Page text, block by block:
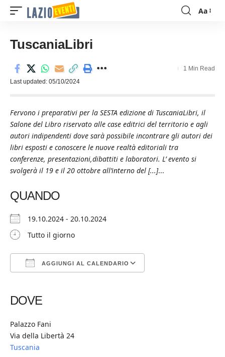
Font
Aa
TuscaniaLibri
Last updated: 05/10/2024
1 Min Read
Fervono i preparativi per la SESTA edizione di TuscaniaLibri, il
Salone del Libro riservato alle case editrici del territorio e agli
autori indipendenti dove sarà possibile incontrare gli autori dei
libri esposti e conoscere le nuove realtà editoriali tra
conferenze, presentazioni,dibattiti e laboratori. L’ evento si
svolgerà il 19 e il 20 ottobre all’interno del [...]...
QUANDO
19.10.2024 - 20.10.2024
Tutto il giorno
AGGIUNGI AL CALENDARIO
DOVE
Palazzo Fani
Via della Libertà 24
Tuscania